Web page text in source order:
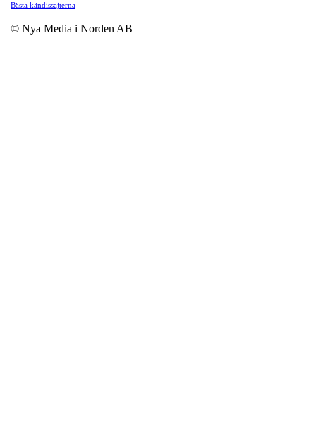
Bästa kändissajterna
© Nya Media i Norden AB